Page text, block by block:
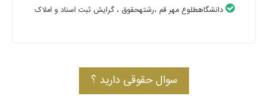
دانشگاهطلوع مهر قم ،رشتهحقوق ، گرایش ثبت اسناد و املاک
سوال حقوقی دارید ؟